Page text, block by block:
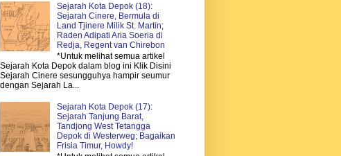
Sejarah Kota Depok (18):
Sejarah Cinere, Bermula di
Land Tjinere Milik St. Martin;
Raden Adipati Aria Soeria di
Redja, Regent van Chirebon
*Untuk melihat semua artikel
Sejarah Kota Depok dalam blog ini Klik Disini
Sejarah Cinere sesungguhya hampir seumur
dengan Sejarah La...
Sejarah Kota Depok (17):
Sejarah Tanjung Barat,
Tandjong West Tetangga
Depok di Westerweg; Bagaikan
Frisia Timur, Howdy!